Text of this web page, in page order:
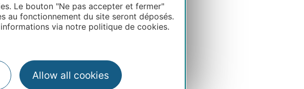
Le bouton "Ne pas accepter et fermer"
au fonctionnement du site seront déposés.
via notre politique de cookies.
Allow all cookies